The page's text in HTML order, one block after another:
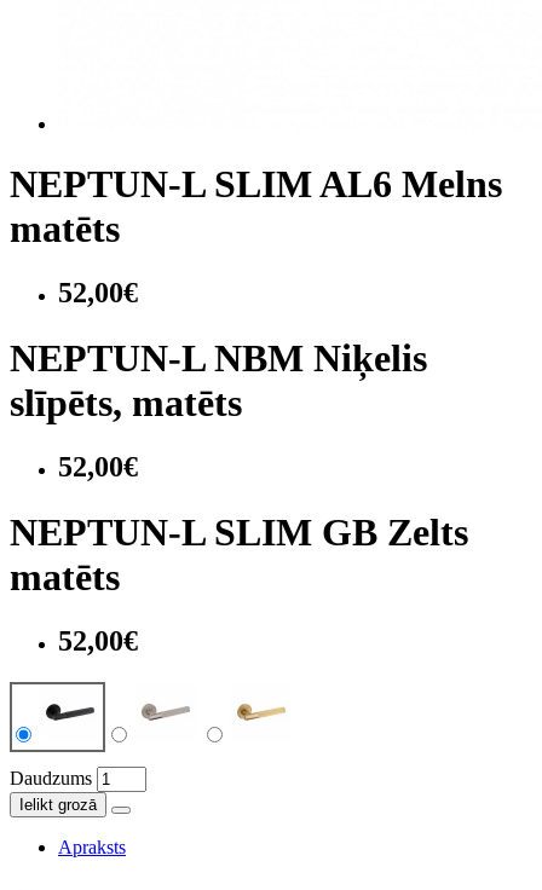
NEPTUN-L SLIM AL6 Melns
matēts
52,00€
NEPTUN-L NBM Niķelis
slīpēts, matēts
52,00€
NEPTUN-L SLIM GB Zelts
matēts
52,00€
Daudzums
Ielikt grozā
Apraksts